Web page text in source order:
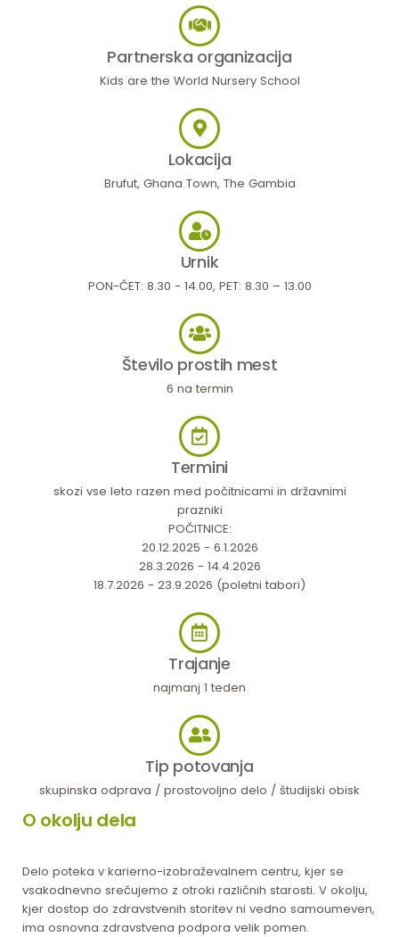
Partnerska organizacija
Kids are the World Nursery School
Lokacija
Brufut, Ghana Town, The Gambia
Urnik
PON-ČET: 8.30 - 14.00, PET: 8.30 – 13.00
Število prostih mest
6 na termin
Termini
skozi vse leto razen med počitnicami in državnimi
prazniki
POČITNICE:
20.12.2025 - 6.1.2026
28.3.2026 - 14.4.2026
18.7.2026 - 23.9.2026 (poletni tabori)
Trajanje
najmanj 1 teden
Tip potovanja
skupinska odprava / prostovoljno delo / študijski obisk
O okolju dela
Delo poteka v karierno-izobraževalnem centru, kjer se
vsakodnevno srečujemo z otroki različnih starosti. V okolju,
kjer dostop do zdravstvenih storitev ni vedno samoumeven,
ima osnovna zdravstvena podpora velik pomen.